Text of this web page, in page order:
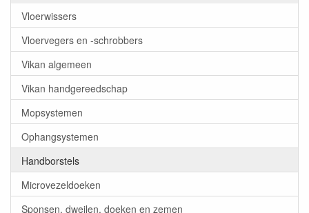
Vloerwissers
Vloervegers en -schrobbers
Vikan algemeen
Vikan handgereedschap
Mopsystemen
Ophangsystemen
Handborstels
Microvezeldoeken
Sponsen, dweilen, doeken en zemen